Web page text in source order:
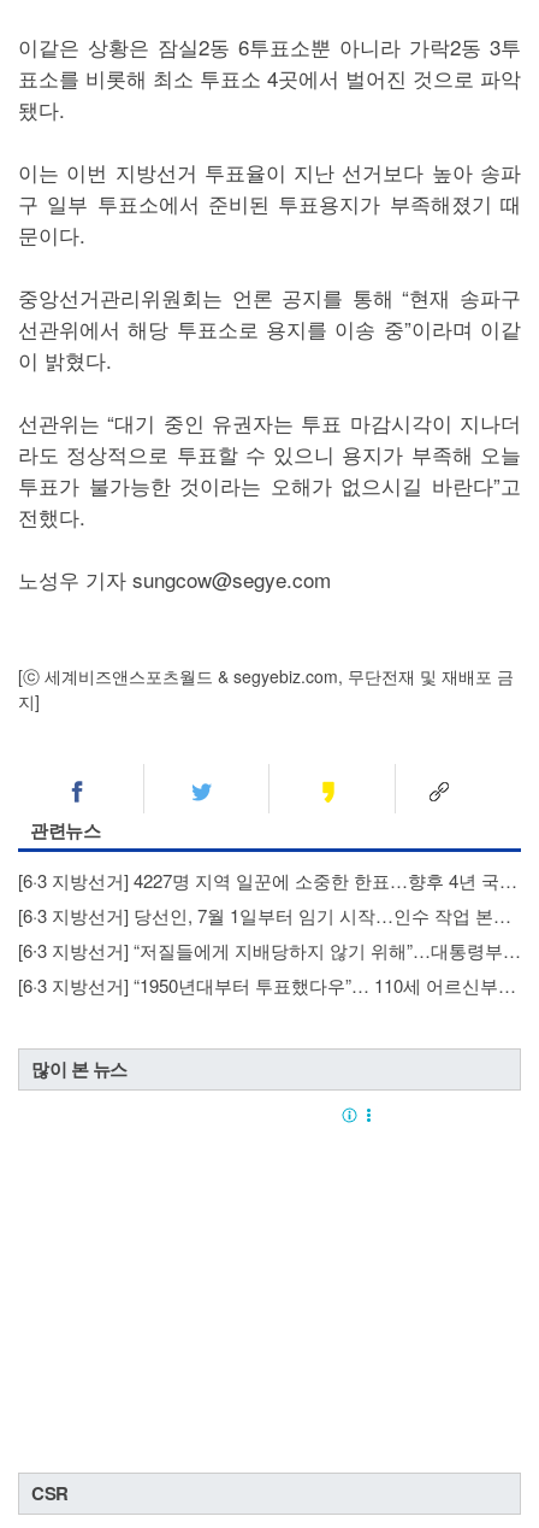
이같은 상황은 잠실2동 6투표소뿐 아니라 가락2동 3투
표소를 비롯해 최소 투표소 4곳에서 벌어진 것으로 파악
됐다.
이는 이번 지방선거 투표율이 지난 선거보다 높아 송파
구 일부 투표소에서 준비된 투표용지가 부족해졌기 때
문이다.
중앙선거관리위원회는 언론 공지를 통해 “현재 송파구
선관위에서 해당 투표소로 용지를 이송 중”이라며 이같
이 밝혔다.
선관위는 “대기 중인 유권자는 투표 마감시각이 지나더
라도 정상적으로 투표할 수 있으니 용지가 부족해 오늘
투표가 불가능한 것이라는 오해가 없으시길 바란다”고
전했다.
노성우 기자 sungcow@segye.com
[ⓒ 세계비즈앤스포츠월드 & segyebiz.com, 무단전재 및 재배포 금
지]
관련뉴스
[6·3 지방선거] 4227명 지역 일꾼에 소중한 한표…향후 4년 국정 운영 분수령
[6·3 지방선거] 당선인, 7월 1일부터 임기 시작…인수 작업 본격화
[6∙3 지방선거] “저질들에게 지배당하지 않기 위해”…대통령부터 스타들까지 SNS '투표 독려'
[6·3 지방선거] “1950년대부터 투표했다우”… 110세 어르신부터 고3 학생까지 ‘소중한 한표’
많이 본 뉴스
CSR